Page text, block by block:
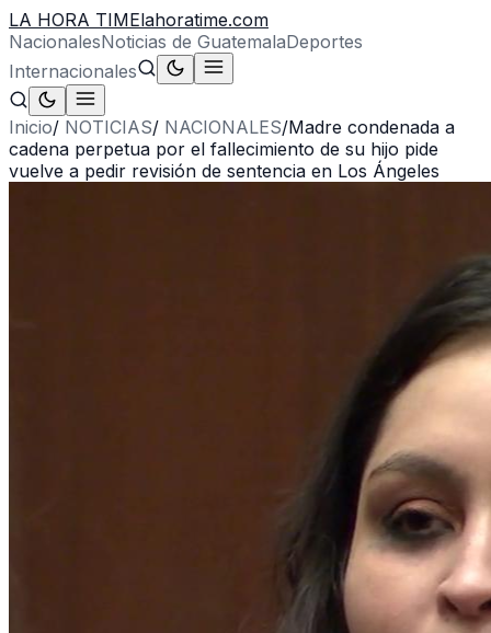
LA HORA TIMElahoratime.com
NacionalesNoticias de GuatemalaDeportes
Internacionales
Inicio/ NOTICIAS/ NACIONALES/Madre condenada a
cadena perpetua por el fallecimiento de su hijo pide
vuelve a pedir revisión de sentencia en Los Ángeles